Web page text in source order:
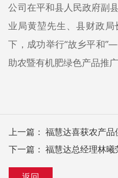
公司在平和县人民政府副
业局黄堃先生、县财政
下，成功举行“故乡平和
助农暨有机肥绿色产品推广
上一篇：福慧达喜获农产
下一篇：福慧达总经理林曦荣获“